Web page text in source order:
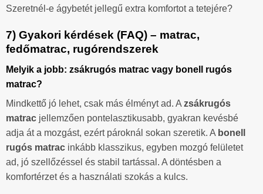
Szeretnél-e ágybetét jellegű extra komfortot a tetejére?
7) Gyakori kérdések (FAQ) – matrac,
fedőmatrac, rugórendszerek
Melyik a jobb: zsákrugós matrac vagy bonell rugós
matrac?
Mindkettő jó lehet, csak más élményt ad. A zsákrugós
matrac jellemzően pontelasztikusabb, gyakran kevésbé
adja át a mozgást, ezért pároknál sokan szeretik. A bonell
rugós matrac inkább klasszikus, egyben mozgó felületet
ad, jó szellőzéssel és stabil tartással. A döntésben a
komfortérzet és a használati szokás a kulcs.